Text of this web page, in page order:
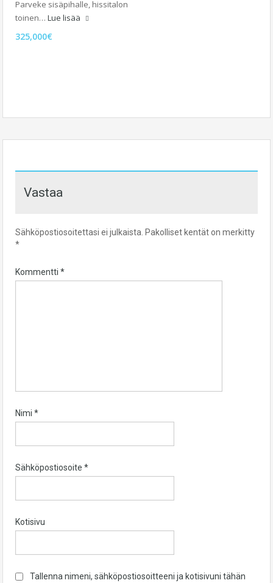
Parveke sisäpihalle, hissitalon
toinen… Lue lisää
325,000€
Vastaa
Sähköpostiosoitettasi ei julkaista. Pakolliset kentät on merkitty
*
Kommentti *
Nimi *
Sähköpostiosoite *
Kotisivu
Tallenna nimeni, sähköpostiosoitteeni ja kotisivuni tähän